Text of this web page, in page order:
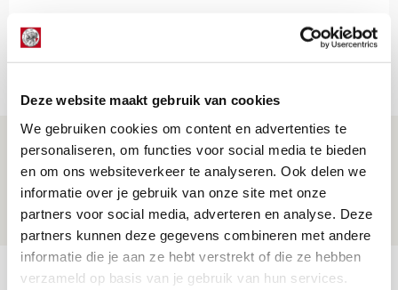
Deze website maakt gebruik van cookies
We gebruiken cookies om content en advertenties te
personaliseren, om functies voor social media te bieden
en om ons websiteverkeer te analyseren. Ook delen we
informatie over je gebruik van onze site met onze
partners voor social media, adverteren en analyse. Deze
partners kunnen deze gegevens combineren met andere
informatie die je aan ze hebt verstrekt of die ze hebben
verzameld op basis van je gebruik van hun services.
Beleef avond vol gezelligheid tijdens
Geef Mij Maar Amsterdam!
10 AUGUSTUS 2026 - 09:12
EVENT
Reisverslag PEC-uit: geregisseerde